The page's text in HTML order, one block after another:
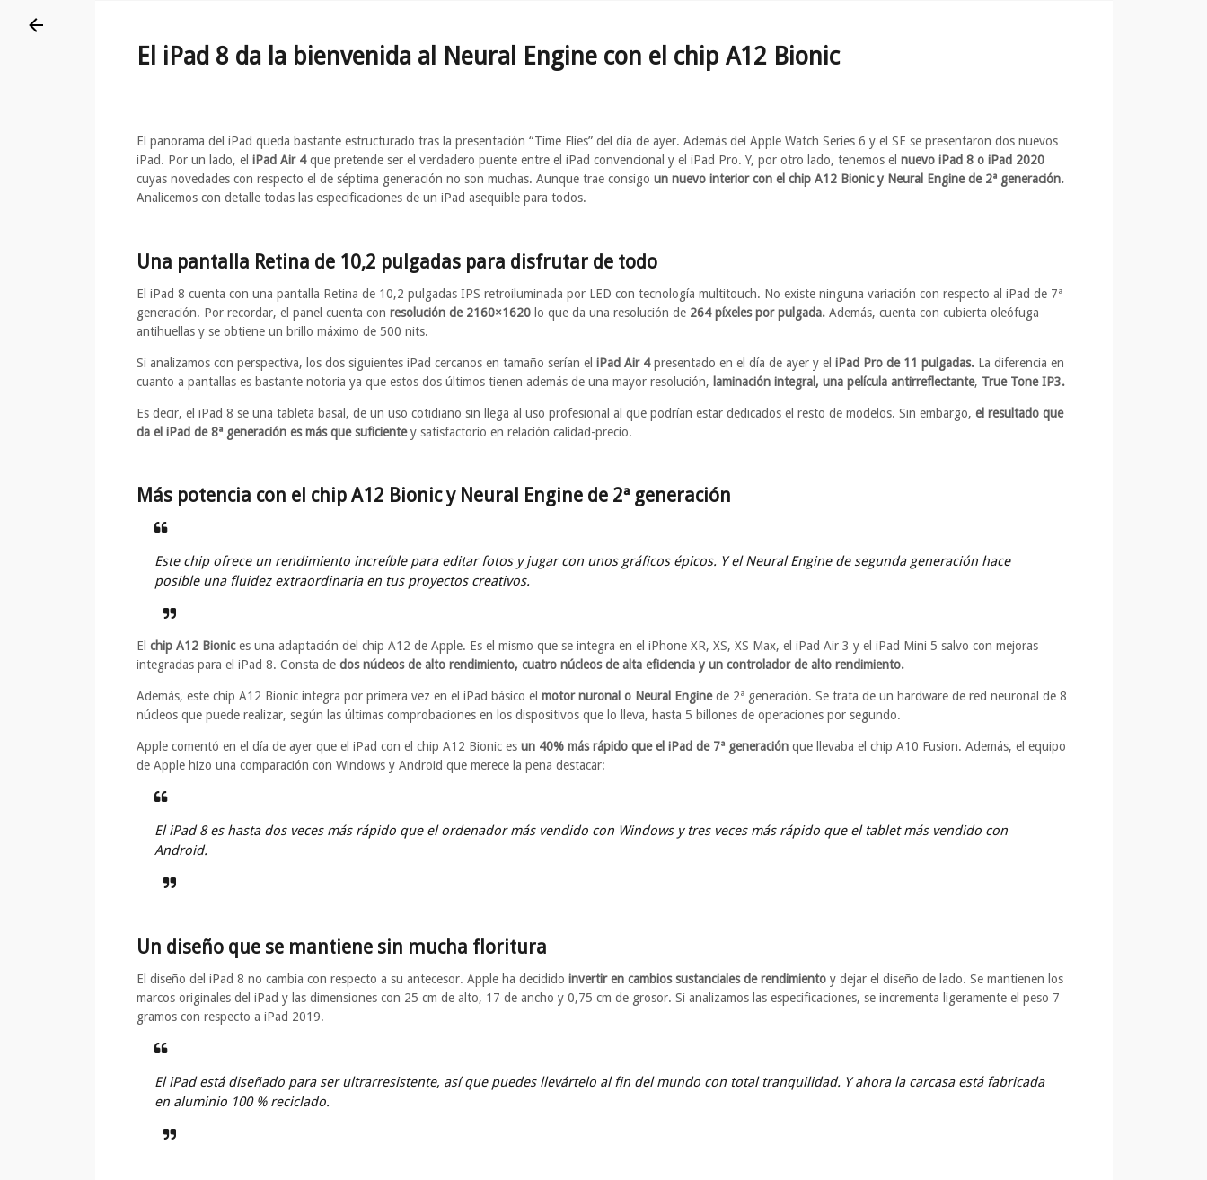
El iPad 8 da la bienvenida al Neural Engine con el chip A12 Bionic
El panorama del iPad queda bastante estructurado tras la presentación “Time Flies” del día de ayer. Además del Apple Watch Series 6 y el SE se presentaron dos nuevos
iPad. Por un lado, eliPad Air 4que pretende ser el verdadero puente entre el iPad convencional y el iPad Pro. Y, por otro lado, tenemos elnuevo iPad 8 o iPad 2020
cuyas novedades con respecto el de séptima generación no son muchas. Aunque trae consigoun nuevo interior con el chip A12 Bionic y Neural Engine de 2ª generación.
Analicemos con detalle todas las especificaciones de un iPad asequible para todos.
Una pantalla Retina de 10,2 pulgadas para disfrutar de todo
El iPad 8 cuenta con una pantalla Retina de 10,2 pulgadas IPS retroiluminada por LED con tecnología multitouch. No existe ninguna variación con respecto al iPad de 7ª
generación. Por recordar, el panel cuenta conresolución de 2160×1620 lo que da una resolución de 264 píxeles por pulgada. Además, cuenta con cubierta oleófuga
antihuellas y se obtiene un brillo máximo de 500 nits.
Si analizamos con perspectiva, los dos siguientes iPad cercanos en tamaño serían eliPad Air 4presentado en el día de ayer y eliPad Pro de 11 pulgadas. La diferencia en
cuanto a pantallas es bastante notoria ya que estos dos últimos tienen además de una mayor resolución, laminación integral, una película antirreflectante, True Tone IP3.
Es decir, el iPad 8 se una tableta basal, de un uso cotidiano sin llega al uso profesional al que podrían estar dedicados el resto de modelos. Sin embargo,el resultado que
da el iPad de 8ª generación es más que suficientey satisfactorio en relación calidad-precio.
Más potencia con el chip A12 Bionic y Neural Engine de 2ª generación
Este chip ofrece un rendimiento increí­ble para editar fotos y jugar con unos gráficos épicos. Y el Neural Engine de segunda generación hace
posible una fluidez extraordinaria en tus proyectos creativos.
Elchip A12 Bionices una adaptación del chip A12 de Apple. Es el mismo que se integra en el iPhone XR, XS, XS Max, el iPad Air 3 y el iPad Mini 5 salvo con mejoras
integradas para el iPad 8. Consta dedos núcleos de alto rendimiento, cuatro núcleos de alta eficiencia y un controlador de alto rendimiento.
Además, este chip A12 Bionic integra por primera vez en el iPad básico elmotor nuronal o Neural Enginede 2ª generación. Se trata de un hardware de red neuronal de 8
núcleos que puede realizar, según las últimas comprobaciones en los dispositivos que lo lleva, hasta 5 billones de operaciones por segundo.
Apple comentó en el día de ayer que el iPad con el chip A12 Bionic esun 40% más rápido que el iPad de 7ª generación que llevaba el chip A10 Fusion. Además, el equipo
de Apple hizo una comparación con Windows y Android que merece la pena destacar:
El iPad 8 es hasta dos veces más rápido que el ordenador más vendido con Windows y tres veces más rápido que el tablet más vendido con
Android.
Un diseño que se mantiene sin mucha floritura
El diseño del iPad 8 no cambia con respecto a su antecesor. Apple ha decididoinvertir en cambios sustanciales de rendimiento y dejar el diseño de lado. Se mantienen los
marcos originales del iPad y las dimensiones con 25 cm de alto, 17 de ancho y 0,75 cm de grosor. Si analizamos las especificaciones, se incrementa ligeramente el peso 7
gramos con respecto a iPad 2019.
El iPad está diseñado para ser ultrarresistente, así que puedes llevártelo al fin del mundo con total tranquilidad. Y ahora la carcasa está fabricada
en aluminio 100 % reciclado.